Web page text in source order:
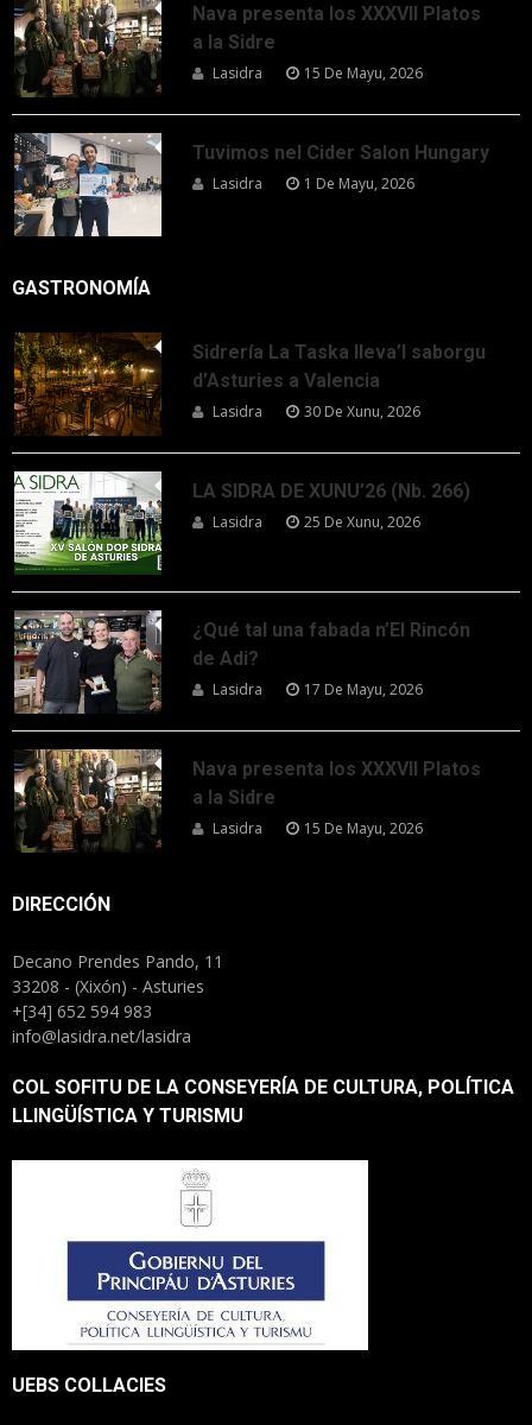
Nava presenta los XXXVII Platos
a la Sidre
Lasidra 15 De Mayu, 2026
Tuvimos nel Cider Salon Hungary
Lasidra 1 De Mayu, 2026
GASTRONOMÍA
Sidrería La Taska lleva’l saborgu
d’Asturies a Valencia
Lasidra 30 De Xunu, 2026
LA SIDRA DE XUNU’26 (Nb. 266)
Lasidra 25 De Xunu, 2026
¿Qué tal una fabada n’El Rincón
de Adi?
Lasidra 17 De Mayu, 2026
Nava presenta los XXXVII Platos
a la Sidre
Lasidra 15 De Mayu, 2026
DIRECCIÓN
Decano Prendes Pando, 11
33208 - (Xixón) - Asturies
+[34] 652 594 983
info@lasidra.net/lasidra
COL SOFITU DE LA CONSEYERÍA DE CULTURA, POLÍTICA
LLINGÜÍSTICA Y TURISMU
UEBS COLLACIES